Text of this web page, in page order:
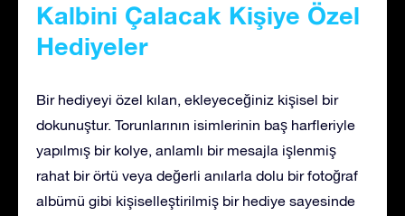
Kalbini Çalacak Kişiye Özel
Hediyeler
Bir hediyeyi özel kılan, ekleyeceğiniz kişisel bir
dokunuştur. Torunlarının isimlerinin baş harfleriyle
yapılmış bir kolye, anlamlı bir mesajla işlenmiş
rahat bir örtü veya değerli anılarla dolu bir fotoğraf
albümü gibi kişiselleştirilmiş bir hediye sayesinde